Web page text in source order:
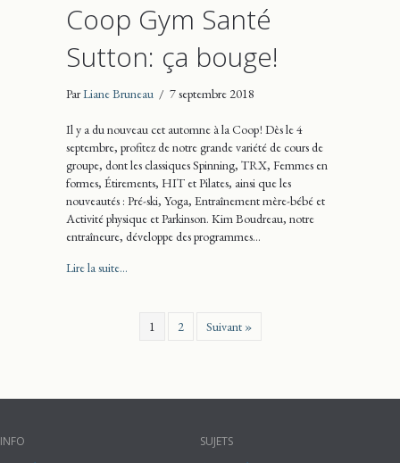
Coop Gym Santé
Sutton: ça bouge!
ParLiane Bruneau / 7 septembre 2018
Il y a du nouveau cet automne à la Coop ! Dès le 4
septembre, profitez de notre grande variété de cours de
groupe, dont les classiques Spinning, TRX, Femmes en
formes, Étirements, HIT et Pilates, ainsi que les
nouveautés : Pré-ski, Yoga, Entraînement mère-bébé et
Activité physique et Parkinson. Kim Boudreau, notre
entraîneure, développe des programmes…
Lire la suite...
1 2 Suivant »
INFO SUJETS